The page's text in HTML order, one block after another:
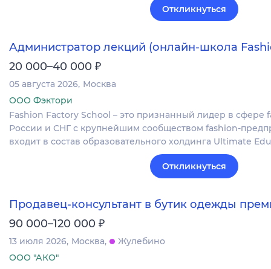
Откликнуться
Администратор лекций (онлайн-школа
20 000–40 000 ₽
05 августа 2026 Москва
ООО Фэктори
Fashion Factory School – это признанный лидер в сфере
России и СНГ с крупнейшим сообществом fashion-
входит в состав образовательного холдинга Ultimate
Откликнуться
Продавец-консультант в бутик одежды
90 000–120 000 ₽
13 июля 2026 Москва
Жулебино
ООО "АКО"